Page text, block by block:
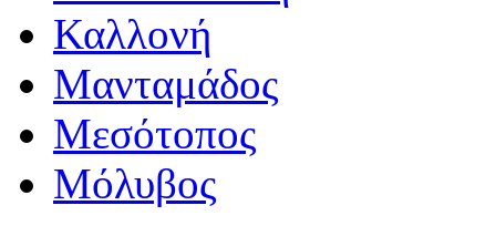
Καλλονή
Μανταμάδος
Μεσότοπος
Μόλυβος